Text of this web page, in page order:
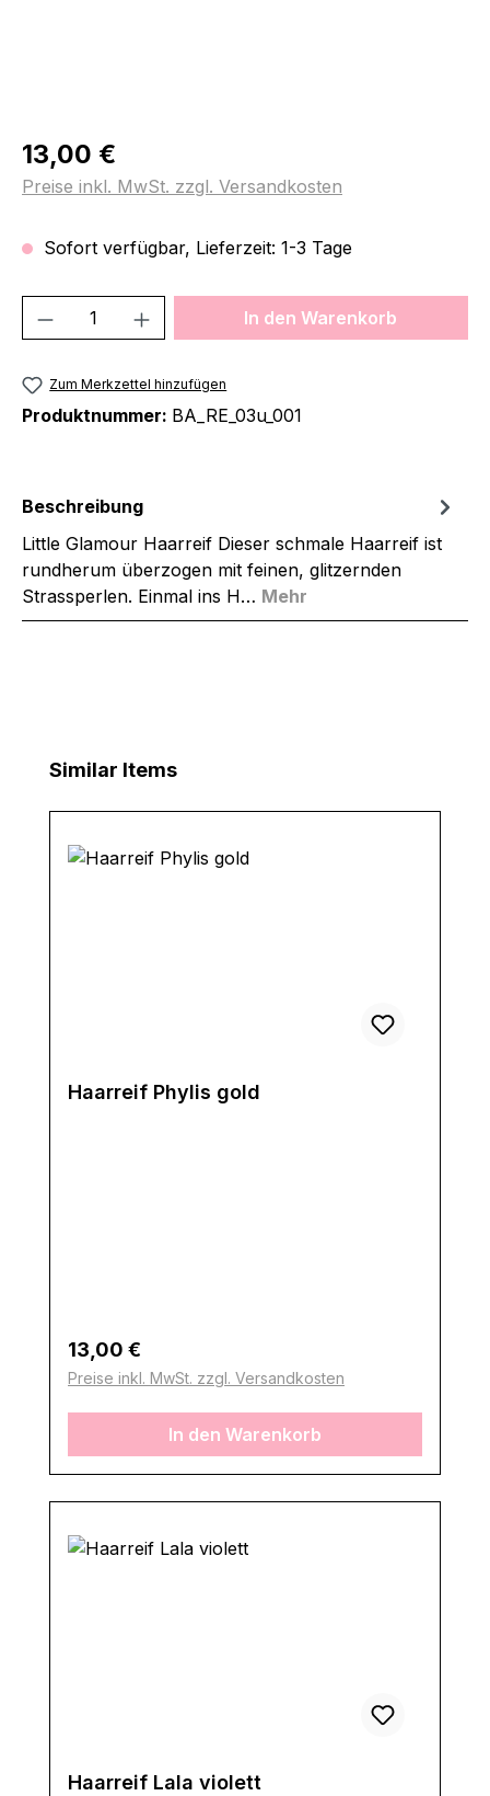
Regulärer Preis:
13,00 €
Preise inkl. MwSt. zzgl. Versandkosten
Sofort verfügbar, Lieferzeit: 1-3 Tage
Produkt Anzahl: Gib denIn den Warenkorb
Zum Merkzettel hinzufügen
Produktnummer: BA_RE_03u_001
Beschreibung
Little Glamour Haarreif Dieser schmale Haarreif ist
rundherum überzogen mit feinen, glitzernden
Strassperlen. Einmal ins H… Mehr
Produktgalerie überspringen
Similar Items
Haarreif Phylis gold
Regulärer Preis:
13,00 €
Preise inkl. MwSt. zzgl. Versandkosten
In den Warenkorb
Haarreif Lala violett